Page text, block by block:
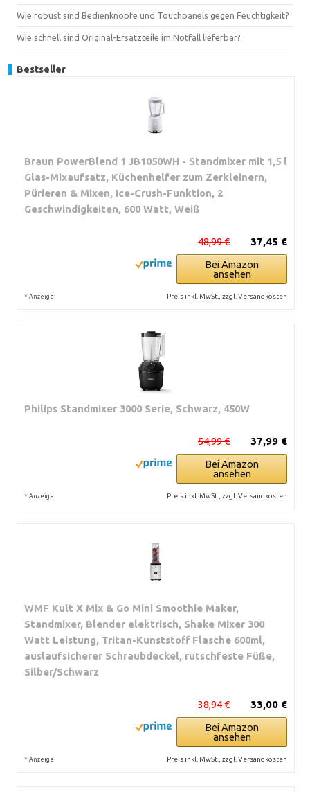
Wie robust sind Bedienknöpfe und Touchpanels gegen Feuchtigkeit?
Wie schnell sind Original-Ersatzteile im Notfall lieferbar?
Bestseller
Braun PowerBlend 1 JB1050WH - Standmixer mit 1,5 l
Glas-Mixaufsatz, Küchenhelfer zum Zerkleinern,
Pürieren & Mixen, Ice-Crush-Funktion, 2
Geschwindigkeiten, 600 Watt, Weiß
37,45 €
48,99 €
Bei Amazon
ansehen
* Anzeige Preis inkl. MwSt., zzgl. Versandkosten
Philips Standmixer 3000 Serie, Schwarz, 450W
37,99 €
54,99 €
Bei Amazon
ansehen
* Anzeige Preis inkl. MwSt., zzgl. Versandkosten
WMF Kult X Mix & Go Mini Smoothie Maker,
Standmixer, Blender elektrisch, Shake Mixer 300
Watt Leistung, Tritan-Kunststoff Flasche 600ml,
auslaufsicherer Schraubdeckel, rutschfeste Füße,
Silber/Schwarz
33,00 €
38,94 €
Bei Amazon
ansehen
* Anzeige Preis inkl. MwSt., zzgl. Versandkosten